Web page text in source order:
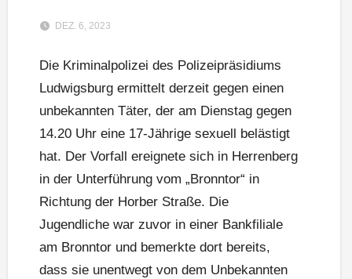
DEZ. 6, 2023
Die Kriminalpolizei des Polizeipräsidiums
Ludwigsburg ermittelt derzeit gegen einen
unbekannten Täter, der am Dienstag gegen
14.20 Uhr eine 17-Jährige sexuell belästigt
hat. Der Vorfall ereignete sich in Herrenberg
in der Unterführung vom „Bronntor“ in
Richtung der Horber Straße. Die
Jugendliche war zuvor in einer Bankfiliale
am Bronntor und bemerkte dort bereits,
dass sie unentwegt von dem Unbekannten